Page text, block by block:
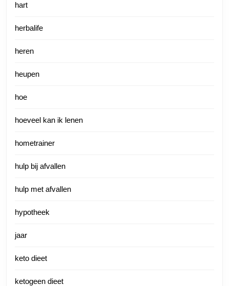
hart
herbalife
heren
heupen
hoe
hoeveel kan ik lenen
hometrainer
hulp bij afvallen
hulp met afvallen
hypotheek
jaar
keto dieet
ketogeen dieet